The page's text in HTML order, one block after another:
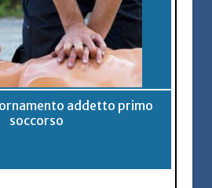
addetto primo
soccorso